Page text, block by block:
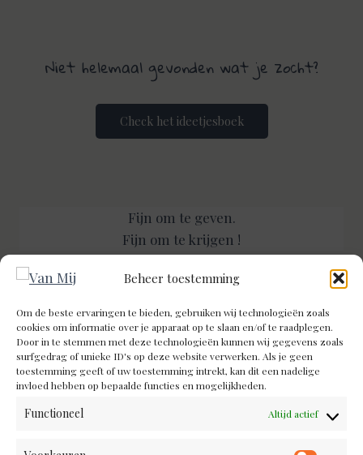
Beheer toestemming
Om de beste ervaringen te bieden, gebruiken wij technologieën zoals
cookies om informatie over je apparaat op te slaan en/of te raadplegen.
Door in te stemmen met deze technologieën kunnen wij gegevens zoals
surfgedrag of unieke ID's op deze website verwerken. Als je geen
toestemming geeft of uw toestemming intrekt, kan dit een nadelige
invloed hebben op bepaalde functies en mogelijkheden.
Functioneel Altijd actief
Niet helemaal gevonden wat je zocht?
Check het ideetjesboek
Fijn om te geven.
Fijn om te krijgen !
INFORMATIE
Cookiebeleid (EU)